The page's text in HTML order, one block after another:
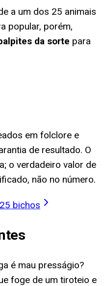
a um dos 25 animais
popular, porém,
da sorte para
em folclore e
de resultado. O
o verdadeiro valor de
não no número.
bichos
é mau presságio?
foge de um tiroteio e